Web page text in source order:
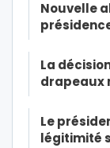
Nouvelle
La
drapeaux
Le
légitimité